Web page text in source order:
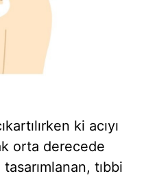
ki acıyı
orta derecede
tıbbi